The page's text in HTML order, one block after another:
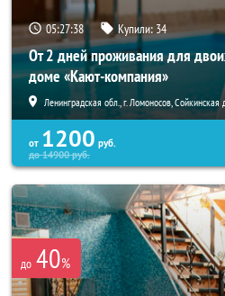
05:27:37 Купили: 34
От 2 дней проживания для
доме «Кают-компания»
Ленинградская обл., г. Ломоносов,
от 1200 руб.
до14900руб.
до 40%